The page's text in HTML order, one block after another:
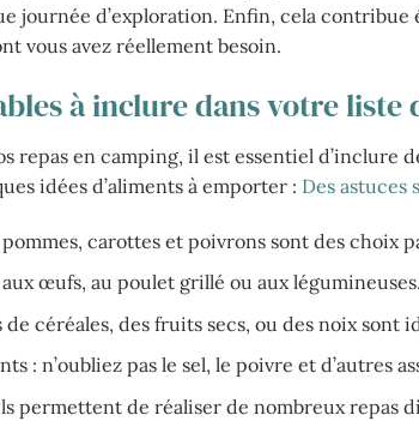
journée d’exploration. Enfin, cela
vous avez réellement besoin.
à inclure dans votre liste
repas en camping, il est essentiel d’inclure
idées d’aliments à emporter : Des astuces
carottes et poivrons sont des choix
œufs, au poulet grillé ou aux légumineuses.
de céréales, des fruits secs, ou des noix sont
: n’oubliez pas le sel, le poivre et d’autres
permettent de réaliser de nombreux repas